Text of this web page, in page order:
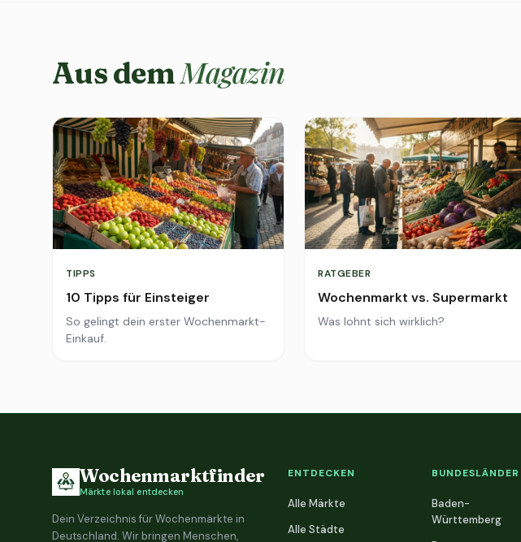
Aus demMagazin
TIPPS
10 Tipps für Einsteiger
So gelingt dein erster Wochenmarkt-
Einkauf.
RATGEBER
Wochenmarkt vs. Supermarkt
Was lohnt sich wirklich?
Wochenmarktfinder
Märkte lokal entdecken
Dein Verzeichnis für Wochenmärkte in
Deutschland. Wir bringen Menschen,
ENTDECKEN
Alle Märkte
Alle Städte
BUNDESLÄNDER
Baden-
Württemberg